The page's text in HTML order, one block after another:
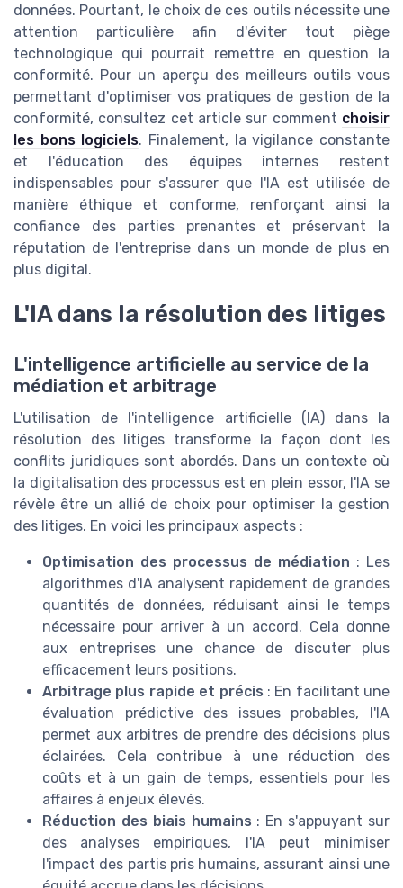
données. Pourtant, le choix de ces outils nécessite une
attention particulière afin d'éviter tout piège
technologique qui pourrait remettre en question la
conformité. Pour un aperçu des meilleurs outils vous
permettant d'optimiser vos pratiques de gestion de la
conformité, consultez cet article sur comment choisir
les bons logiciels. Finalement, la vigilance constante
et l'éducation des équipes internes restent
indispensables pour s'assurer que l'IA est utilisée de
manière éthique et conforme, renforçant ainsi la
confiance des parties prenantes et préservant la
réputation de l'entreprise dans un monde de plus en
plus digital.
L'IA dans la résolution des litiges
L'intelligence artificielle au service de la
médiation et arbitrage
L'utilisation de l'intelligence artificielle (IA) dans la
résolution des litiges transforme la façon dont les
conflits juridiques sont abordés. Dans un contexte où
la digitalisation des processus est en plein essor, l'IA se
révèle être un allié de choix pour optimiser la gestion
des litiges. En voici les principaux aspects :
Optimisation des processus de médiation : Les
algorithmes d'IA analysent rapidement de grandes
quantités de données, réduisant ainsi le temps
nécessaire pour arriver à un accord. Cela donne
aux entreprises une chance de discuter plus
efficacement leurs positions.
Arbitrage plus rapide et précis : En facilitant une
évaluation prédictive des issues probables, l'IA
permet aux arbitres de prendre des décisions plus
éclairées. Cela contribue à une réduction des
coûts et à un gain de temps, essentiels pour les
affaires à enjeux élevés.
Réduction des biais humains : En s'appuyant sur
des analyses empiriques, l'IA peut minimiser
l'impact des partis pris humains, assurant ainsi une